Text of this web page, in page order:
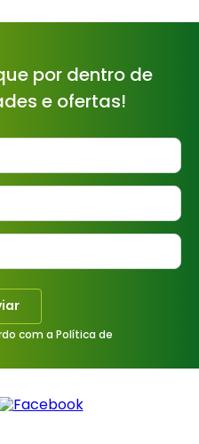
por dentro de
e ofertas!
com a Política de